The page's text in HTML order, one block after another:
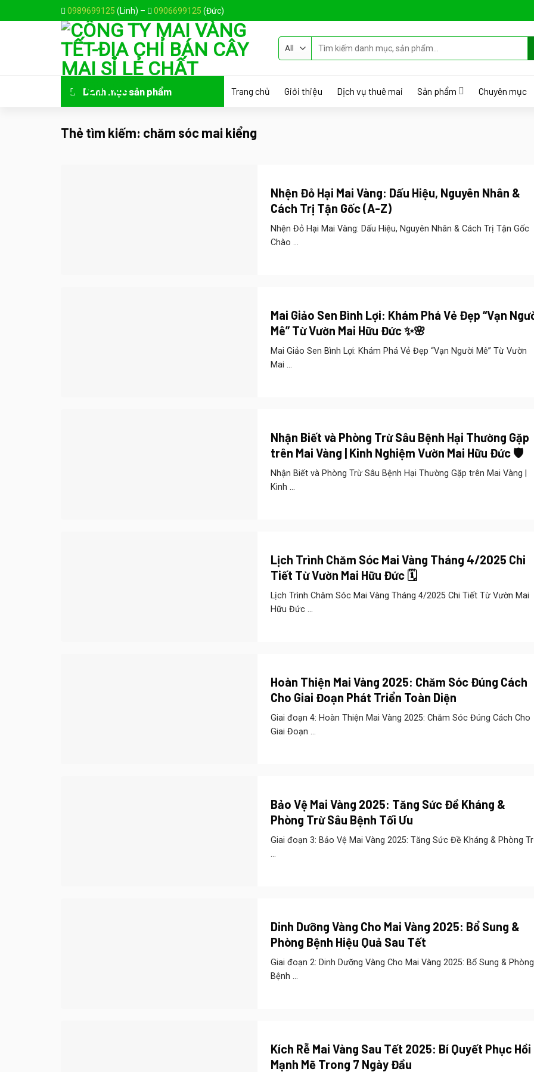
to
0989699125 (Linh) – 0906699125 (Đức)
kiếm:
Danh mục sản phẩm Trang chủ Giới thiệu Dịch vụ thuê mai Sản phẩm Chuyên mục
Thẻ tìm kiếm: chăm sóc mai kiểng
Nhện Đỏ Hại Mai Vàng: Dấu Hiệu, Nguyên Nhân &
Cách Trị Tận Gốc (A-Z)
Nhện Đỏ Hại Mai Vàng: Dấu Hiệu, Nguyên Nhân & Cách Trị Tận Gốc
Chào ...
Mai Giảo Sen Bình Lợi: Khám Phá Vẻ Đẹp “Vạn
Mê” Từ Vườn Mai Hữu Đức ✨🌸
Mai Giảo Sen Bình Lợi: Khám Phá Vẻ Đẹp “Vạn Người Mê” Từ Vườn
Mai ...
Nhận Biết và Phòng Trừ Sâu Bệnh Hại Thường Gặp
trên Mai Vàng | Kinh Nghiệm Vườn Mai Hữu Đức 🛡️
Nhận Biết và Phòng Trừ Sâu Bệnh Hại Thường Gặp trên Mai Vàng |
Kinh ...
Lịch Trình Chăm Sóc Mai Vàng Tháng 4/2025 Chi
Tiết Từ Vườn Mai Hữu Đức 🗓️
Lịch Trình Chăm Sóc Mai Vàng Tháng 4/2025 Chi Tiết Từ Vườn Mai
Hữu Đức ...
Hoàn Thiện Mai Vàng 2025: Chăm Sóc Đúng Cách
Cho Giai Đoạn Phát Triển Toàn Diện
Giai đoạn 4: Hoàn Thiện Mai Vàng 2025: Chăm Sóc Đúng Cách Cho
Giai Đoạn ...
Bảo Vệ Mai Vàng 2025: Tăng Sức Đề Kháng &
Phòng Trừ Sâu Bệnh Tối Ưu
Giai đoạn 3: Bảo Vệ Mai Vàng 2025: Tăng Sức Đề Kháng & Phòng
...
Dinh Dưỡng Vàng Cho Mai Vàng 2025: Bổ Sung &
Phòng Bệnh Hiệu Quả Sau Tết
Giai đoạn 2: Dinh Dưỡng Vàng Cho Mai Vàng 2025: Bổ Sung & Phòng
Bệnh ...
Kích Rễ Mai Vàng Sau Tết 2025: Bí Quyết Phục Hồi
Mạnh Mẽ Trong 7 Ngày Đầu